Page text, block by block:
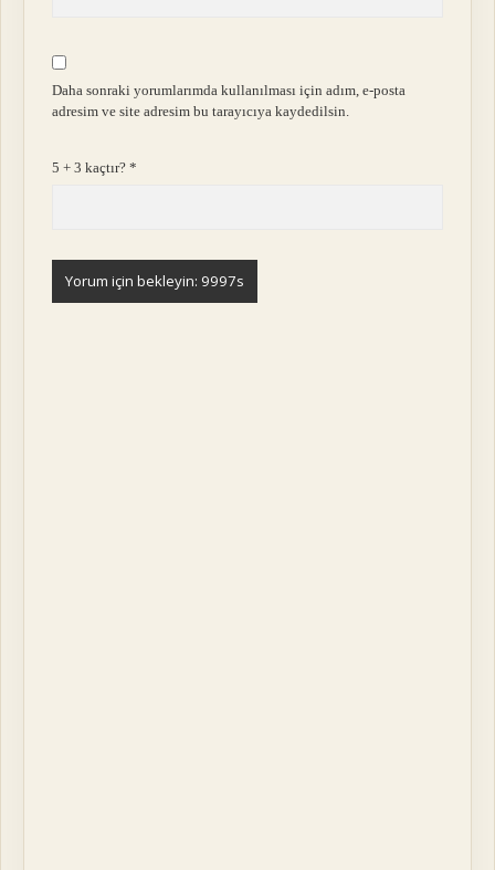
Daha sonraki yorumlarımda kullanılması için adım, e-posta
adresim ve site adresim bu tarayıcıya kaydedilsin.
5 + 3 kaçtır?*